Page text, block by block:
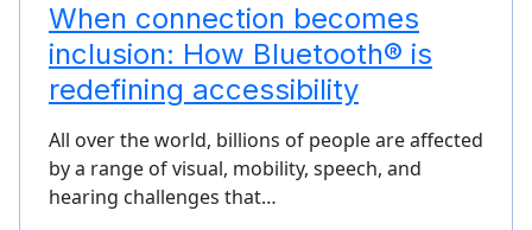
When connection becomes
inclusion: How Bluetooth® is
redefining accessibility
All over the world, billions of people are affected
by a range of visual, mobility, speech, and
hearing challenges that…